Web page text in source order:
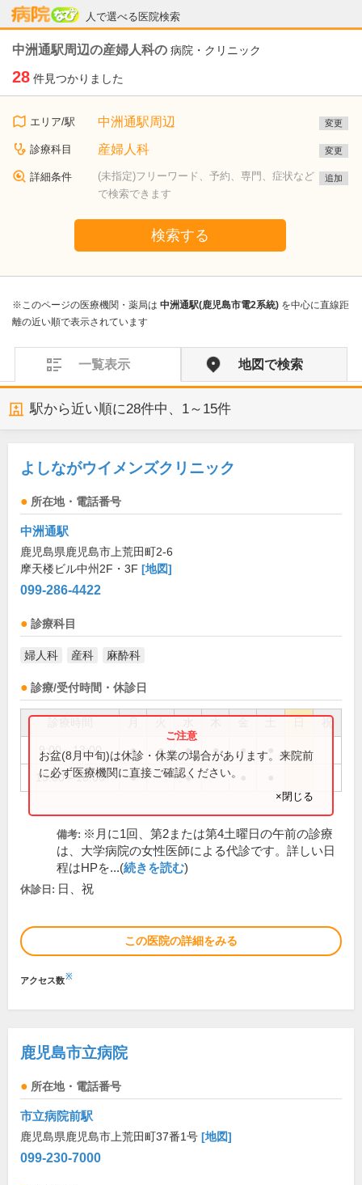
人で選べる医院検索
病院なび
中洲通駅周辺の産婦人科の 病院・クリニック
28 件見つかりました
エリア/駅 中洲通駅周辺 変更
診療科目 産婦人科 変更
詳細条件
(未指定)フリーワード、予約、専門、症状など
で検索できます
追加
検索する
※このページの医療機関・薬局は 中洲通駅(鹿児島市電2系統) を中心に直線距
離の近い順で表示されています
一覧表示 地図で検索
駅から近い順に28件中、 1～15件
よしながウイメンズクリニック
所在地・電話番号
中洲通駅
鹿児島県鹿児島市上荒田町2-6
摩天楼ビル中州2F・3F [地図]
099-286-4422
診療科目
婦人科 産科 麻酔科
診療/受付時間・休診日
祝
9:00～13:00 ● ● ● ● ●
15:00～18:00 ● ●
お盆(8月中旬)は休診・休業の場合があります。来院前
に必ず医療機関に直接ご確認ください。
×閉じる
備考: ※月に1回、第2または第4土曜日の午前の診療
は、大学病院の女性医師による代診です。詳しい日
程はHPを...(続きを読む)
休診日: 日、祝
この医院の詳細をみる
アクセス数※
鹿児島市立病院
所在地・電話番号
市立病院前駅
鹿児島県鹿児島市上荒田町37番1号 [地図]
099-230-7000